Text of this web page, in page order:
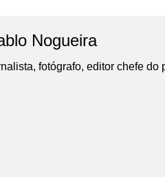
Nogueira
fotógrafo, editor chefe